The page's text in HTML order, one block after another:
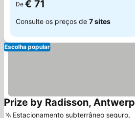
De € 71
Consulte os preços de 7 sites
Escolha popular
Prize by Radisson,
Estacionamento subterrâneo seguro,